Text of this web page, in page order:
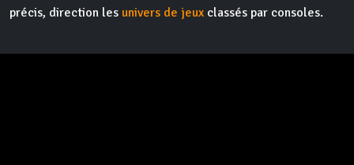
précis, direction les univers de jeux classés par consoles.